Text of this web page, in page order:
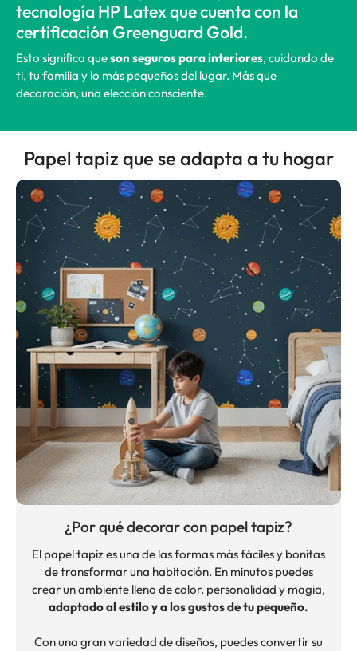
tecnología HP Latex que cuenta con la
certificación Greenguard Gold.
Esto significa queson seguros para interiores, cuidando de
ti, tu familia y lo más pequeños del lugar. Más que
decoración, una elección consciente.
Papel tapiz que se adapta a tu hogar
¿Por qué decorar con papel tapiz?
El papel tapiz es una de las formas más fáciles y bonitas
de transformar una habitación. En minutos puedes
crear un ambiente lleno de color, personalidad y magia,
adaptado al estilo y a los gustos de tu pequeño.
Con una gran variedad de diseños, puedes convertir su